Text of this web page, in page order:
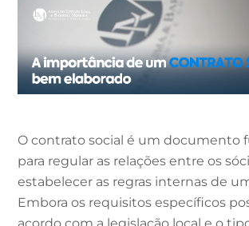
O contrato social é um documento
para regular as relações entre os
estabelecer as regras internas de
Embora os requisitos específicos